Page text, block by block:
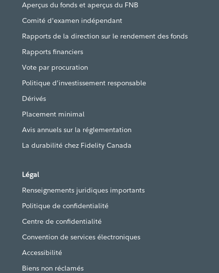
Aperçus du fonds et aperçus du FNB
Comité d'examen indépendant
Rapports de la direction sur le rendement des fonds
Rapports financiers
Vote par procuration
Politique d’investissement responsable
Dérivés
Placement minimal
Avis annuels sur la réglementation
La durabilité chez Fidelity Canada
Légal
Renseignements juridiques importants
Politique de confidentialité
Centre de confidentialité
Convention de services électroniques
Accessibilité
Biens non réclamés